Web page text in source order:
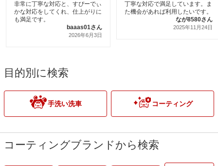
非常に丁寧な対応と、すぴーでぃ
かな対応をしてくれ、仕上がりに
も満足です。
baaas01さん
2026年6月3日
丁寧な対応で満足しています。ま
た機会があれば利用したいです。
なが8580さん
2025年11月24日
目的別に検索
手洗い洗車 コーティング
コーティングブランドから検索